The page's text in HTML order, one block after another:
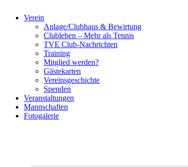
Verein
Anlage/Clubhaus & Bewirtung
Clubleben – Mehr als Tennis
TVE Club-Nachrichten
Training
Mitglied werden?
Gästekarten
Vereinsgeschichte
Spenden
Veranstaltungen
Mannschaften
Fotogalerie